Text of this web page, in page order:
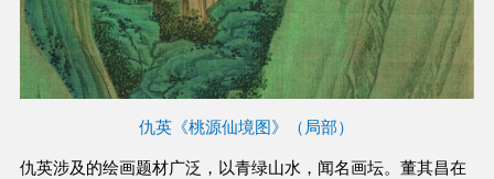
仇英《桃源仙境图》（局部）
仇英涉及的绘画题材广泛，以青绿山水，闻名画坛。董其昌在